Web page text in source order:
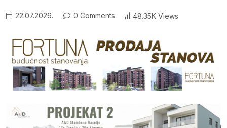
22.07.2026. 0 Comments 48.35K Views